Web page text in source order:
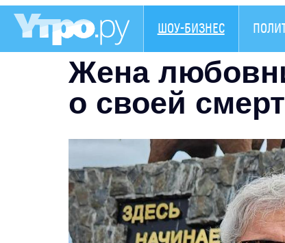
ШОУ-БИЗНЕС
Жена
о своей